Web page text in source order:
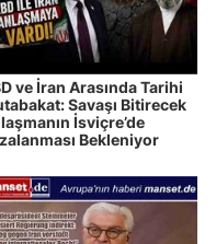
ve İran Arasında Tarihi
Savaşı Bitirecek
İsviçre’de
Bekleniyor